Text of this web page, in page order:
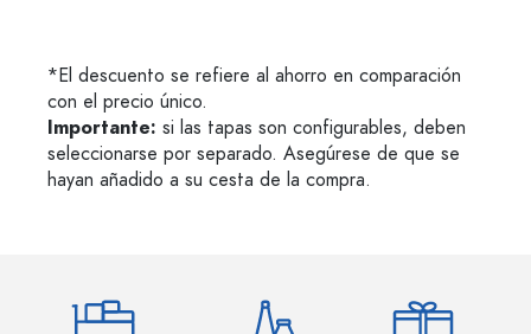
*El descuento se refiere al ahorro en comparación
con el precio único.
Importante: si las tapas son configurables, deben
seleccionarse por separado. Asegúrese de que se
hayan añadido a su cesta de la compra.